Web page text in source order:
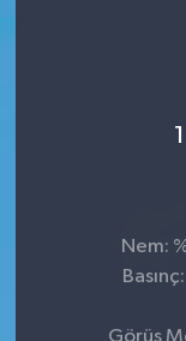
Nem: